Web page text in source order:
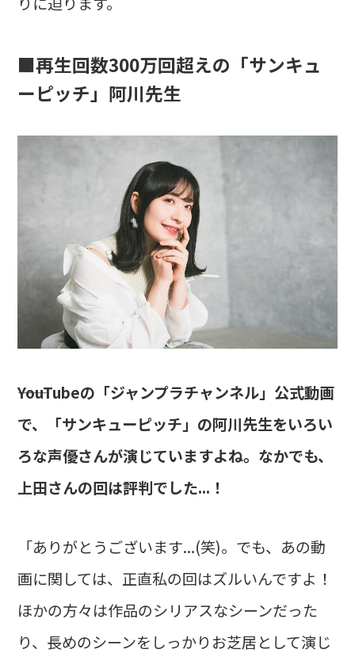
■再生回数300万回超えの「サンキュ
ーピッチ」阿川先生
――YouTubeの「ジャンプラチャンネル」公式動画
で、「サンキューピッチ」の阿川先生をいろい
ろな声優さんが演じていますよね。なかでも、
上田さんの回は評判でした...！
「ありがとうございます...(笑)。でも、あの動
画に関しては、正直私の回はズルいんですよ！
ほかの方々は作品のシリアスなシーンだった
り、長めのシーンをしっかりお芝居として演じ